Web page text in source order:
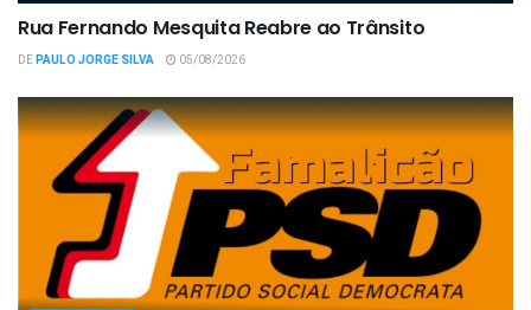
Rua Fernando Mesquita Reabre ao Trânsito
DEPAULO JORGE SILVA 05/08/2026